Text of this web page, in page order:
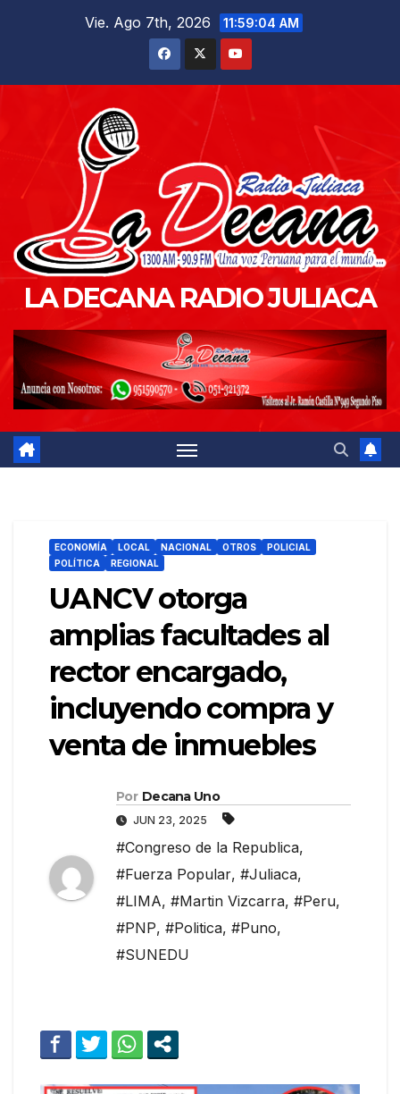
Vie. Ago 7th, 2026 11:59:05 AM
LA DECANA RADIO JULIACA
ECONOMÍA LOCAL NACIONAL OTROS
POLICIAL
POLÍTICA
REGIONAL
UANCV otorga
amplias facultades al
rector encargado,
incluyendo compra y
venta de inmuebles
Por Decana Uno
JUN 23, 2025
#Congreso de la Republica,
#Fuerza Popular, #Juliaca,
#LIMA, #Martin Vizcarra, #Peru,
#PNP, #Politica, #Puno,
#SUNEDU